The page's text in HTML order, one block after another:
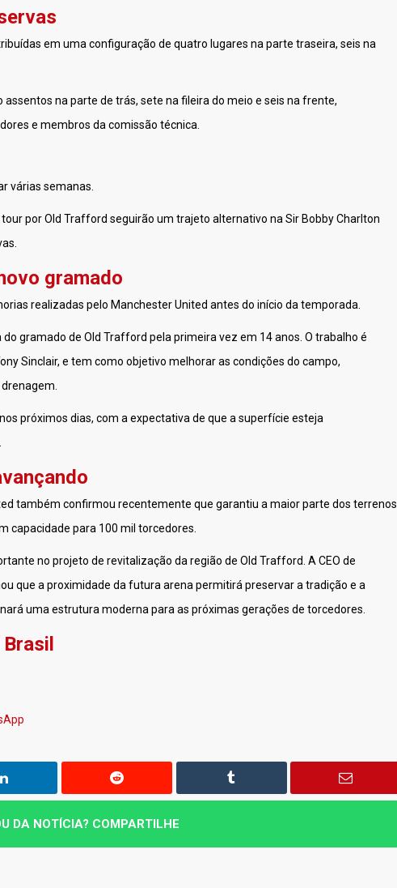
em uma configuração de quatro lugares na parte traseira, seis na
na parte de trás, sete na fileira do meio e seis na frente,
e membros da comissão técnica.
várias semanas.
por Old Trafford seguirão um trajeto alternativo na Sir Bobby Charlton
gramado
realizadas pelo Manchester United antes do início da temporada.
gramado de Old Trafford pela primeira vez em 14 anos. O trabalho é
Sinclair, e tem como objetivo melhorar as condições do campo,
próximos dias, com a expectativa de que a superfície esteja
também confirmou recentemente que garantiu a maior parte dos terrenos
capacidade para 100 mil torcedores.
no projeto de revitalização da região de Old Trafford. A CEO de
que a proximidade da futura arena permitirá preservar a tradição e a
uma estrutura moderna para as próximas gerações de torcedores.
DA NOTÍCIA? COMPARTILHE